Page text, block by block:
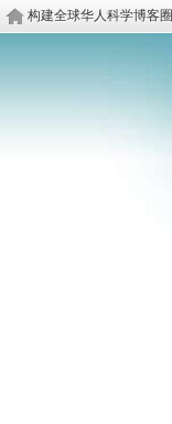
构建全球华人科学博客圈